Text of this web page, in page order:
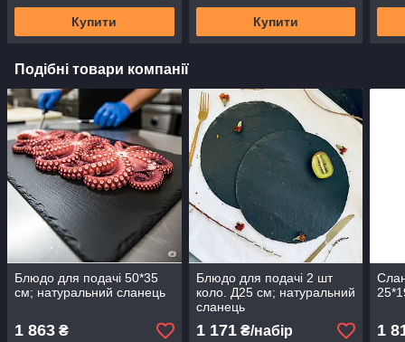
Купити Купити
Подібні товари компанії
Блюдо для подачі 50*35
см; натуральний сланець
1 863 ₴
Блюдо для подачі 2 шт
коло. Д25 см; натуральний
сланець
1 171₴/набір 1